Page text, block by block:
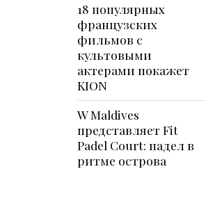
18 популярных
французских
фильмов с
культовыми
актерами покажет
KION
W Maldives
представляет Fit
Padel Court: падел в
ритме острова